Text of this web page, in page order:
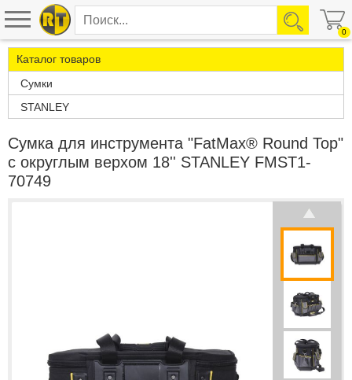
0
Каталог товаров
Сумки
STANLEY
Сумка для инструмента "FatMax® Round Top"
с округлым верхом 18'' STANLEY FMST1-
70749